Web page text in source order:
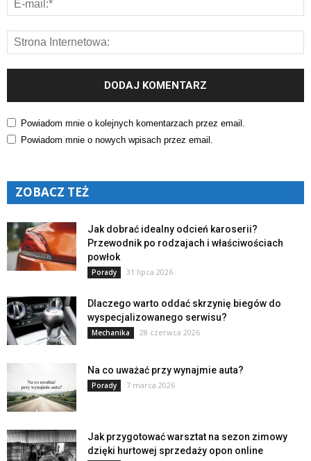
Powiadom mnie o kolejnych komentarzach przez email.
Powiadom mnie o nowych wpisach przez email.
ZOBACZ TEŻ
Jak dobrać idealny odcień karoserii?
Przewodnik po rodzajach i właściwościach
powłok
Porady 31 lipca 2026
Dlaczego warto oddać skrzynię biegów do
wyspecjalizowanego serwisu?
Mechanika 28 czerwca 2026
Na co uważać przy wynajmie auta?
Porady 7 marca 2026
Jak przygotować warsztat na sezon zimowy
dzięki hurtowej sprzedaży opon online